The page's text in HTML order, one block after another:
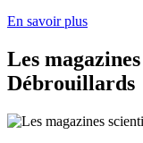
En savoir plus
Les
Débrouillards